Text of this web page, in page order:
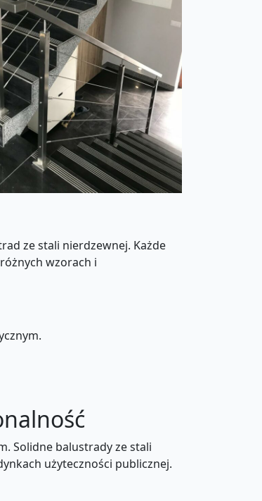
ze stali nierdzewnej. Każde
wzorach i
Solidne balustrady ze stali
użyteczności publicznej.